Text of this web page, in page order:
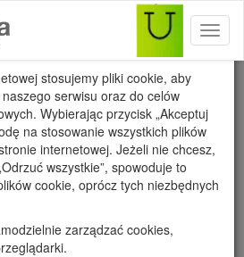
dietetyczny
PORADY
METAMORFOZY
ODŻYWCZE
stosujemy pliki cookie, aby
serwisu oraz do celów
Wybierając przycisk „Akceptuj
na stosowanie wszystkich plików
internetowej. Jeżeli nie chcesz,
wszystkie”, spowoduje to
cookie, oprócz tych niezbędnych
zarządzać cookies,